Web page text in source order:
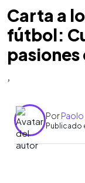
Carta a
fútbol:
pasiones
,
PorPaolo
Publicado